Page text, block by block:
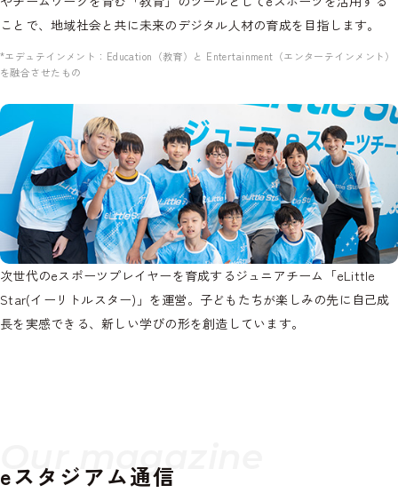
ことで、地域社会と共に未来のデジタル人材の育成を目指します。
*エデュテインメント：Education（教育）と Entertainment（エンターテインメント）
を融合させたもの
次世代のeスポーツプレイヤーを育成するジュニアチーム「eLittle
Star(イーリトルスター)」を運営。子どもたちが楽しみの先に自己成
長を実感できる、新しい学びの形を創造しています。
Our magazine
eスタジアム通信